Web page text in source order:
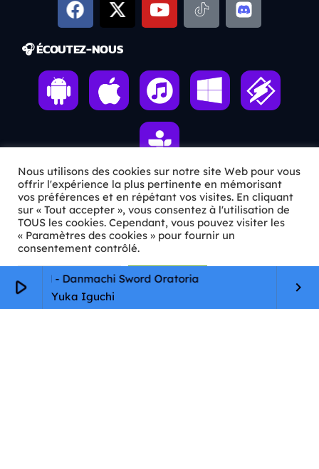
play_arrow - Danmachi Sword Oratoria
Yuka Iguchi
keyboard_arrow_right
🎧 ÉCOUTEZ-NOUS
ℹ️ INFOS PRATIQUES
✉️Contact
🦊Qui sommes-nous ?
📄
Mentions légales
Nous utilisons des cookies sur notre site Web pour vous
offrir l'expérience la plus pertinente en mémorisant
vos préférences et en répétant vos visites. En cliquant
sur « Tout accepter », vous consentez à l'utilisation de
TOUS les cookies. Cependant, vous pouvez visiter les
« Paramètres des cookies » pour fournir un
consentement contrôlé.
Paramètres Cookie Tout accepter